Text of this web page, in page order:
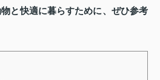
と快適に暮らすために、ぜひ参考